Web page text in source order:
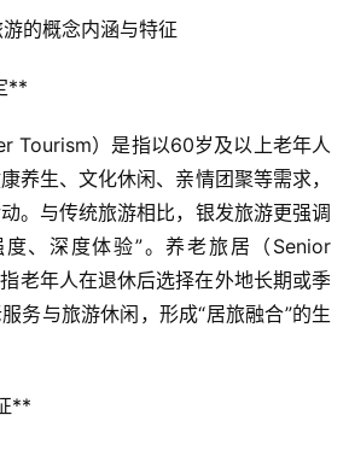
的概念内涵与特征
**
Tourism）是指以60岁及以上老年人
养生、文化休闲、亲情团聚等需求，
。与传统旅游相比，银发旅游更强调
、深度体验”。养老旅居（Senior
老年人在退休后选择在外地长期或季
务与旅游休闲，形成“居旅融合”的生
**